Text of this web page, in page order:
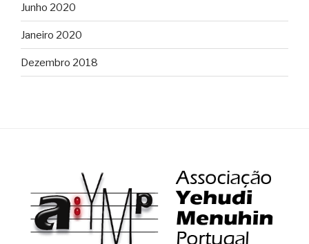
Junho 2020
Janeiro 2020
Dezembro 2018